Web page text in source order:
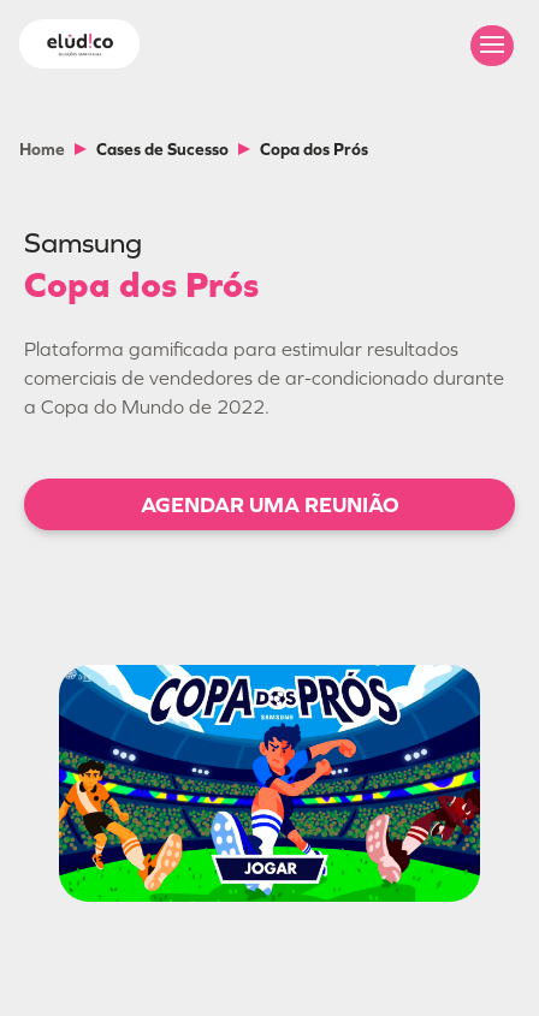
Home Cases de Sucesso Copa dos Prós
Samsung
Copa dos Prós
Plataforma gamificada para estimular resultados
comerciais de vendedores de ar-condicionado durante
a Copa do Mundo de 2022.
AGENDAR UMA REUNIÃO